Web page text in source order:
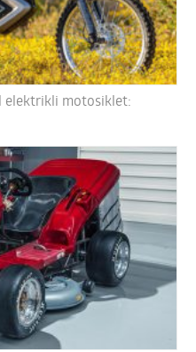
elektrikli motosiklet: